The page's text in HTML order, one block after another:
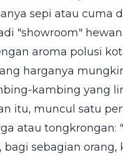
sepi atau cuma
"showroom"
aroma polusi
harganya
kambing yang
itu, muncul satu
atau tongkrongan:
bagi sebagian